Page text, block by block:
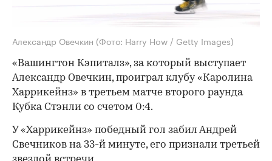
Александр Овечкин (Фото: Harry How / Getty Images)
«Вашингтон Кэпиталз», за который выступает
Александр Овечкин, проиграл клубу «Каролина
Харрикейнз» в третьем матче второго раунда
Кубка Стэнли со счетом 0:4.
У «Харрикейнз» победный гол забил Андрей
Свечников на 33-й минуте, его признали третьей